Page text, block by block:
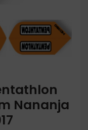
Nananja